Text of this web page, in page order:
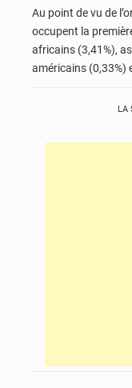
Au point de vu de
occupent la
africains (3,41%),
américains (0,33%)
LA